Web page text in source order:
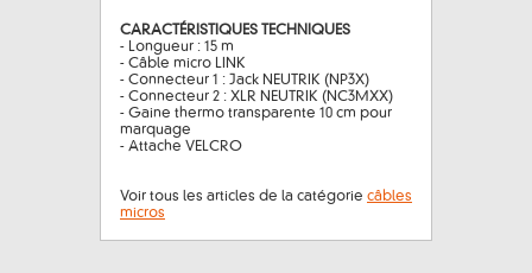
CARACTÉRISTIQUES TECHNIQUES
- Longueur : 15 m
- Câble micro LINK
- Connecteur 1 : Jack NEUTRIK (NP3X)
- Connecteur 2 : XLR NEUTRIK (NC3MXX)
- Gaine thermo transparente 10 cm pour
marquage
- Attache VELCRO
Voir tous les articles de la catégorie câbles
micros